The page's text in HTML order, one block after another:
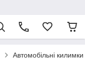
Автомобільні